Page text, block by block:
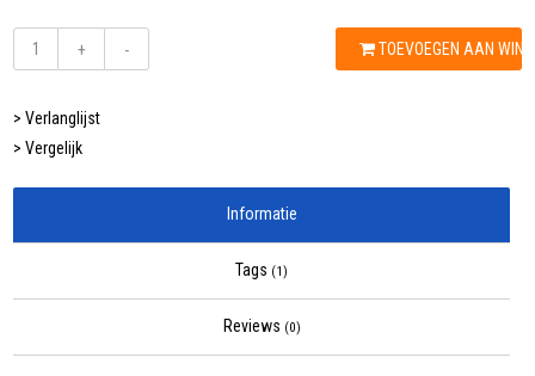
+ - TOEVOEGEN AAN
> Verlanglijst
> Vergelijk
Informatie
Tags (1)
Reviews (0)